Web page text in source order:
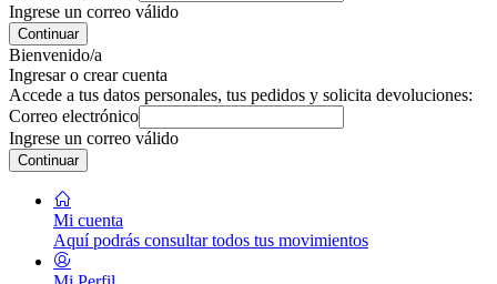
Ingrese un correo válido
Continuar
Bienvenido/a
Ingresar o crear cuenta
Accede a tus datos personales, tus pedidos y solicita devoluciones:
Correo electrónico
Ingrese un correo válido
Continuar
Mi cuenta
Aquí podrás consultar todos tus movimientos